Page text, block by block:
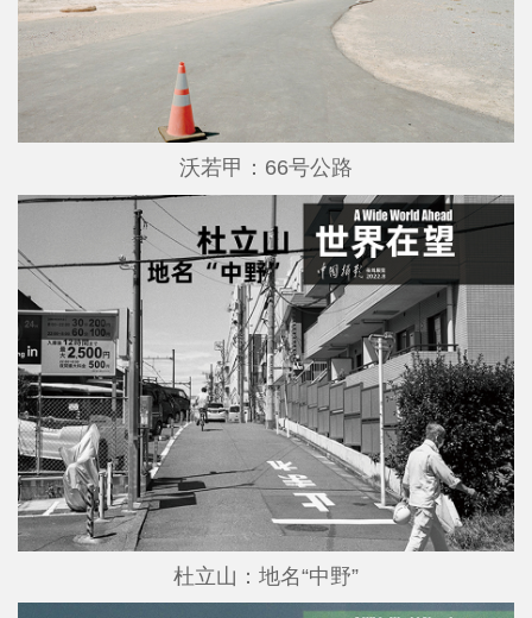
沃若甲：66号公路
杜立山：地名“中野”